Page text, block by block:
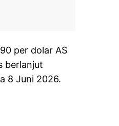
per dolar AS
berlanjut
8 Juni 2026.